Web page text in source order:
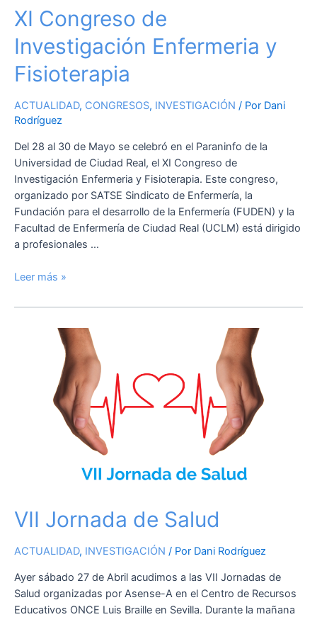
XI Congreso de
Investigación Enfermeria y
Fisioterapia
ACTUALIDAD, CONGRESOS, INVESTIGACIÓN / Por Dani
Rodríguez
Del 28 al 30 de Mayo se celebró en el Paraninfo de la
Universidad de Ciudad Real, el XI Congreso de
Investigación Enfermeria y Fisioterapia. Este congreso,
organizado por SATSE Sindicato de Enfermería, la
Fundación para el desarrollo de la Enfermería (FUDEN) y la
Facultad de Enfermería de Ciudad Real (UCLM) está dirigido
a profesionales …
Leer más »
VII Jornada de Salud
ACTUALIDAD, INVESTIGACIÓN / Por Dani Rodríguez
Ayer sábado 27 de Abril acudimos a las VII Jornadas de
Salud organizadas por Asense-A en el Centro de Recursos
Educativos ONCE Luis Braille en Sevilla. Durante la mañana